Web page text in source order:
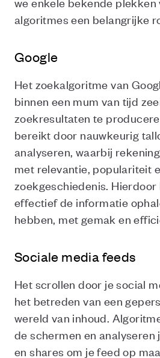
algoritmes een belangrijke
Google
Het zoekalgoritme van
binnen een mum van tijd
zoekresultaten te
bereikt door nauwkeurig
analyseren, waarbij
met relevantie, populariteit
zoekgeschiedenis.
effectief de informatie
hebben, met gemak en
Sociale media feeds
Het scrollen door je social
het betreden van een
wereld van inhoud.
de schermen en analyseren
en shares om je feed op